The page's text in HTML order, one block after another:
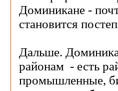
Доминикане -
становится
Дальше.
районам - есть
промышленные,